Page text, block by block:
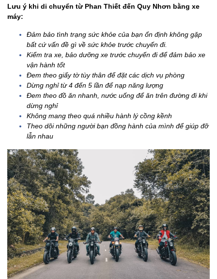
Lưu ý khi di chuyển từ Phan Thiết đến Quy Nhơn bằng xe
máy:
Đảm bảo tình trạng sức khỏe của bạn ổn định không gặp
bất cứ vấn đề gì về sức khỏe trước chuyến đi.
Kiểm tra xe, bảo dưỡng xe trước chuyến đi để đảm bảo xe
vận hành tốt
Đem theo giấy tờ tùy thân để đặt các dịch vụ phòng
Dừng nghỉ từ 4 đến 5 lần để nạp năng lượng
Đem theo đồ ăn nhanh, nước uống để ăn trên đường đi khi
dừng nghỉ
Không mang theo quá nhiều hành lý cồng kềnh
Theo dõi những người bạn đồng hành của mình để giúp đỡ
lẫn nhau